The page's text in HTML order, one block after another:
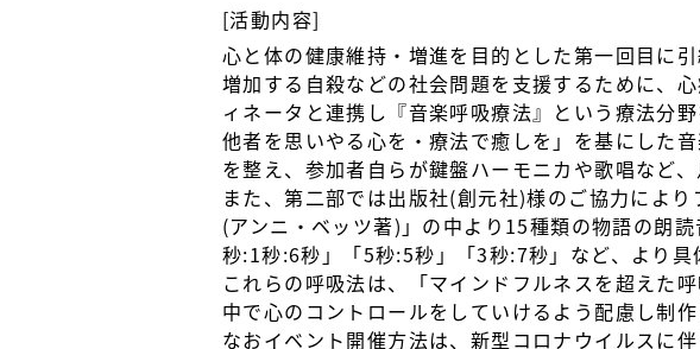
[活動内容]
心と体の健康維持・増進を目的とした第一回目に
増加する自殺などの社会問題を支援するために、
ィネータと連携し『音楽呼吸療法』という療法分
他者を思いやる心を・療法で癒しを」を基にした
を整え、参加者自らが鍵盤ハーモニカや歌唱など
また、第二部では出版社(創元社)様のご協力によ
(アンニ・ベッツ著)」の中より15種類の物語の朗
秒:1秒:6秒」「5秒:5秒」「3秒:7秒」など、より具
これらの呼吸法は、「マインドフルネスを超えた
中で心のコントロールをしていけるよう配慮し制
なおイベント開催方法は、新型コロナウイルスに